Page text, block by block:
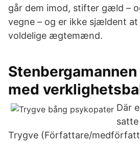
går dem imod, stifter gæld –
vegne – og er ikke sjældent
voldelige ægtemænd.
Stenbergamannen
med
Där
Trygve (Författare/